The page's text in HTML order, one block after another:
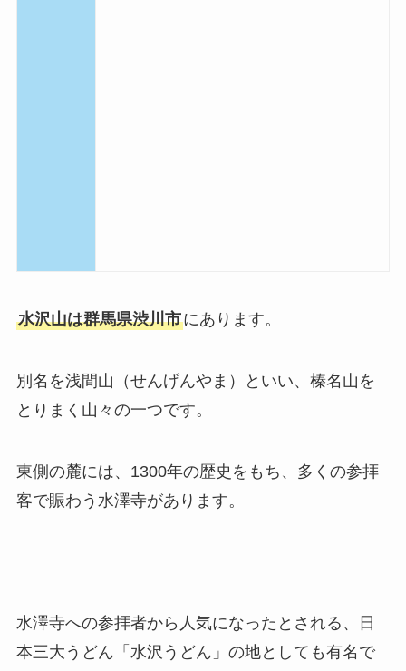
水沢山は群馬県渋川市にあります。
別名を浅間山（せんげんやま）といい、榛名山を
とりまく山々の一つです。
東側の麓には、1300年の歴史をもち、多くの参拝
客で賑わう水澤寺があります。
水澤寺への参拝者から人気になったとされる、日
本三大うどん「水沢うどん」の地としても有名で